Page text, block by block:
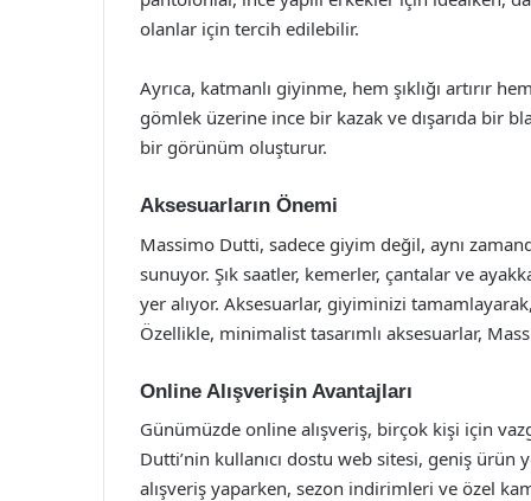
olanlar için tercih edilebilir.
Ayrıca, katmanlı giyinme, hem şıklığı artırır
gömlek üzerine ince bir kazak ve dışarıda bir
bir görünüm oluşturur.
Aksesuarların Önemi
Massimo Dutti, sadece giyim değil, aynı
sunuyor. Şık saatler, kemerler, çantalar ve
yer alıyor. Aksesuarlar, giyiminizi
Özellikle, minimalist tasarımlı aksesuarlar,
Online Alışverişin Avantajları
Günümüzde online alışveriş, birçok kişi için
Dutti’nin kullanıcı dostu web sitesi, geniş ürün
alışveriş yaparken, sezon indirimleri ve özel